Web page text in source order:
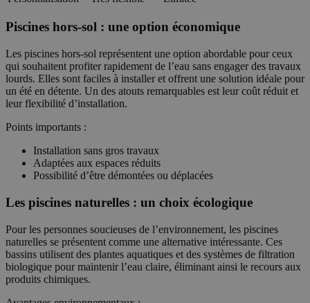
Piscines hors-sol : une option économique
Les piscines hors-sol représentent une option abordable pour ceux
qui souhaitent profiter rapidement de l’eau sans engager des travaux
lourds. Elles sont faciles à installer et offrent une solution idéale pour
un été en détente. Un des atouts remarquables est leur coût réduit et
leur flexibilité d’installation.
Points importants :
Installation sans gros travaux
Adaptées aux espaces réduits
Possibilité d’être démontées ou déplacées
Les piscines naturelles : un choix écologique
Pour les personnes soucieuses de l’environnement, les piscines
naturelles se présentent comme une alternative intéressante. Ces
bassins utilisent des plantes aquatiques et des systèmes de filtration
biologique pour maintenir l’eau claire, éliminant ainsi le recours aux
produits chimiques.